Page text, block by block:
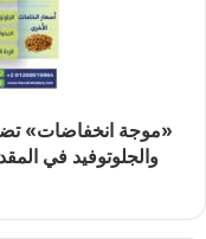
«موجة انخفاضات»
والجلوتوفيد في